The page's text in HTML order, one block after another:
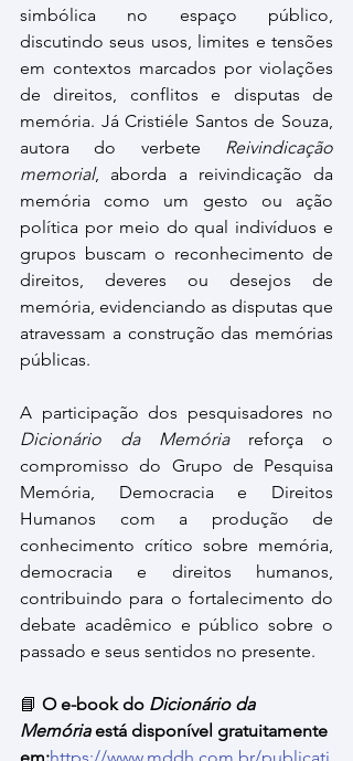
simbólica no espaço público,
discutindo seus usos, limites e tensões
em contextos marcados por violações
de direitos, conflitos e disputas de
memória. Já Cristiéle Santos de Souza,
autora do verbete Reivindicação
memorial, aborda a reivindicação da
memória como um gesto ou ação
política por meio do qual indivíduos e
grupos buscam o reconhecimento de
direitos, deveres ou desejos de
memória, evidenciando as disputas que
atravessam a construção das memórias
públicas.
Dicionário da Memória reforça o
compromisso do Grupo de Pesquisa
Memória, Democracia e Direitos
Humanos com a produção de
conhecimento crítico sobre memória,
democracia e direitos humanos,
contribuindo para o fortalecimento do
debate acadêmico e público sobre o
passado e seus sentidos no presente.
📘 O e-book do Dicionário da
Memória está disponível gratuitamente